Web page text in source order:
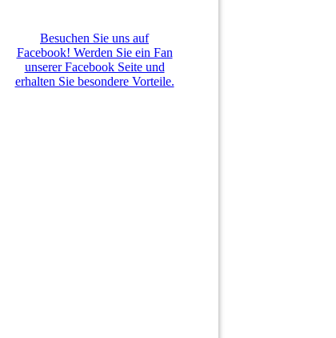
Besuchen Sie uns auf
Facebook! Werden Sie ein Fan
unserer Facebook Seite und
erhalten Sie besondere Vorteile.